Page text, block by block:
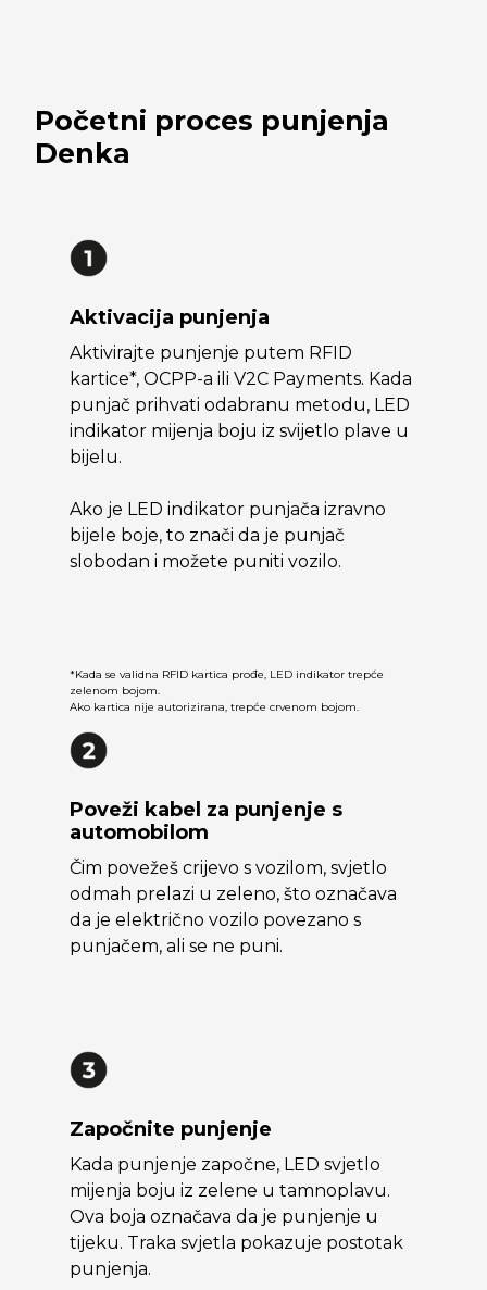
Početni proces punjenja
Denka
Aktivacija punjenja
Aktivirajte punjenje putem RFID
kartice*, OCPP-a ili V2C Payments. Kada
punjač prihvati odabranu metodu, LED
indikator mijenja boju iz svijetlo plave u
bijelu.
Ako je LED indikator punjača izravno
bijele boje, to znači da je punjač
slobodan i možete puniti vozilo.
*Kada se validna RFID kartica prođe, LED indikator trepće
zelenom bojom.
Ako kartica nije autorizirana, trepće crvenom bojom.
Poveži kabel za punjenje s
automobilom
Čim povežeš crijevo s vozilom, svjetlo
odmah prelazi u zeleno, što označava
da je električno vozilo povezano s
punjačem, ali se ne puni.
Započnite punjenje
Kada punjenje započne, LED svjetlo
mijenja boju iz zelene u tamnoplavu.
Ova boja označava da je punjenje u
tijeku. Traka svjetla pokazuje postotak
punjenja.